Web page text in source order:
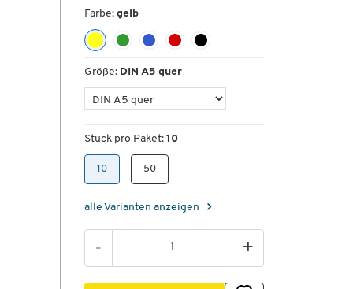
Farbe: gelb
Größe: DIN A5 quer
Stück pro Paket: 10
10 50
alle Varianten anzeigen
- +